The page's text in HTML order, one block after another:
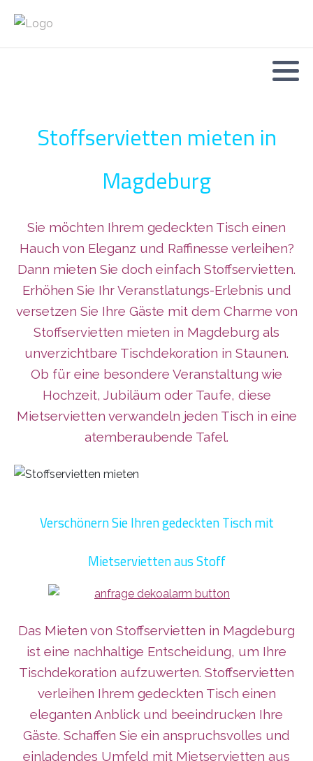
Stoffservietten mieten in
Magdeburg
Sie möchten Ihrem gedeckten Tisch einen
Hauch von Eleganz und Raffinesse verleihen?
Dann mieten Sie doch einfach Stoffservietten.
Erhöhen Sie Ihr Veranstlatungs-Erlebnis und
versetzen Sie Ihre Gäste mit dem Charme von
Stoffservietten mieten in Magdeburg als
unverzichtbare Tischdekoration in Staunen.
Ob für eine besondere Veranstaltung wie
Hochzeit, Jubiläum oder Taufe, diese
Mietservietten verwandeln jeden Tisch in eine
atemberaubende Tafel.
Verschönern Sie Ihren gedeckten Tisch mit
Mietservietten aus Stoff
Das Mieten von Stoffservietten in Magdeburg
ist eine nachhaltige Entscheidung, um Ihre
Tischdekoration aufzuwerten. Stoffservietten
verleihen Ihrem gedeckten Tisch einen
eleganten Anblick und beeindrucken Ihre
Gäste. Schaffen Sie ein anspruchsvolles und
einladendes Umfeld mit Mietservietten aus